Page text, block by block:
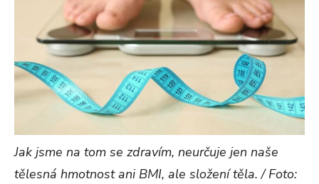
Jak jsme na tom se zdravím, neurčuje jen naše
tělesná hmotnost ani BMI, ale složení těla. / Foto: